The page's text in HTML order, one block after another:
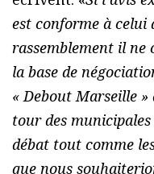
est conforme à celui
rassemblement il ne
la base de
« Debout Marseille »
tour des
débat tout comme
que nous